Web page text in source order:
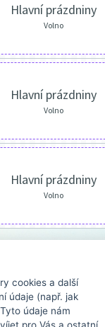
Hlavní prázdniny
Volno
Hlavní prázdniny
Volno
Hlavní prázdniny
Volno
cookies a další
údaje (např. jak
údaje nám